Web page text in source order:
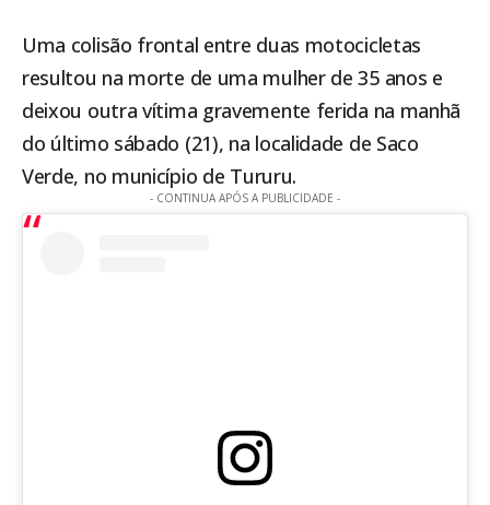
Uma colisão frontal entre duas motocicletas
resultou na morte de uma mulher de 35 anos e
deixou outra vítima gravemente ferida na manhã
do último sábado (21), na localidade de Saco
Verde, no município de Tururu.
- CONTINUA APÓS A PUBLICIDADE -